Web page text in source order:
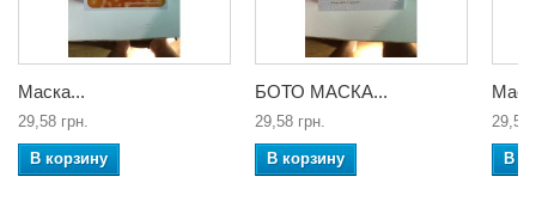
Маска...
29,58 грн.
В корзину
БОТО МАСКА...
29,58 грн.
В корзину
29,58
В